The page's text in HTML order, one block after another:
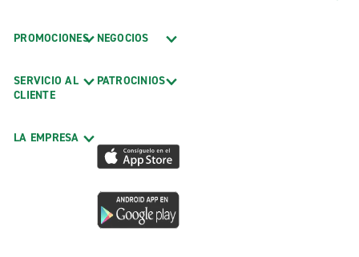
PROMOCIONES
SERVICIO AL
CLIENTE
LA EMPRESA
NEGOCIOS
PATROCINIOS